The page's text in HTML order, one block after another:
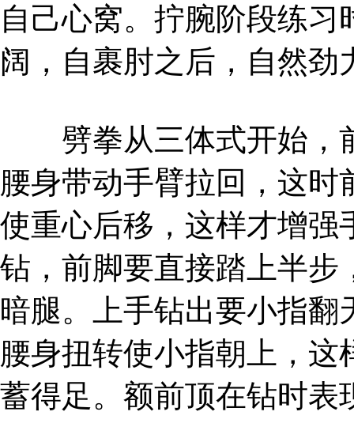
自己心窝。拧腕阶段练
阔，自裹肘之后，自然劲
劈拳从三体式开始，
腰身带动手臂拉回，这
使重心后移，这样才增强
钻，前脚要直接踏上半步
暗腿。上手钻出要小指
腰身扭转使小指朝上，
蓄得足。额前顶在钻时表